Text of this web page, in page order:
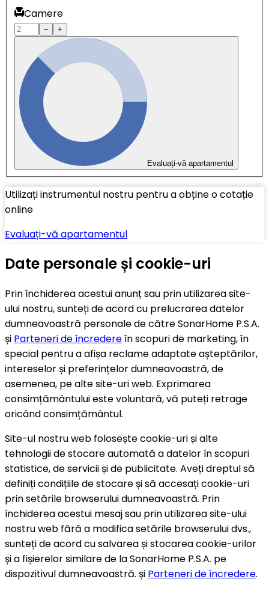
Camere
– +
Evaluați-vă apartamentul
Utilizați instrumentul nostru pentru a obține o cotație
online
Evaluați-vă apartamentul
Date personale și cookie-uri
Prin închiderea acestui anunț sau prin utilizarea site-
ului nostru, sunteți de acord cu prelucrarea datelor
dumneavoastră personale de către SonarHome P.S.A.
și Parteneri de încredereîn scopuri de marketing, în
special pentru a afișa reclame adaptate așteptărilor,
intereselor și preferințelor dumneavoastră, de
asemenea, pe alte site-uri web. Exprimarea
consimțământului este voluntară, vă puteți retrage
oricând consimțământul.
Site-ul nostru web folosește cookie-uri și alte
tehnologii de stocare automată a datelor în scopuri
statistice, de servicii și de publicitate. Aveți dreptul să
definiți condițiile de stocare și să accesați cookie-uri
prin setările browserului dumneavoastră. Prin
închiderea acestui mesaj sau prin utilizarea site-ului
nostru web fără a modifica setările browserului dvs.,
sunteți de acord cu salvarea și stocarea cookie-urilor
și a fișierelor similare de la SonarHome P.S.A. pe
dispozitivul dumneavoastră. și Parteneri de încredere.